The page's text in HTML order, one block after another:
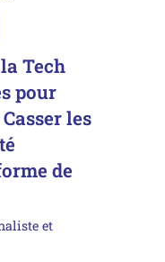
Tech
pour
les
de
et